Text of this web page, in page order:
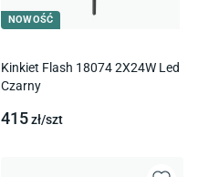
NOWOŚĆ
Kinkiet Flash 18074 2X24W Led
Czarny
415zł/szt